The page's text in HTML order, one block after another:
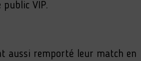
VIP.
aussi remporté leur match en